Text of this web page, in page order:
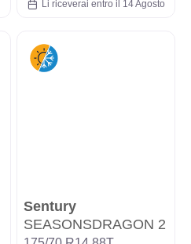
Li riceverai entro il 14 Agosto
Sentury
SEASONSDRAGON 2